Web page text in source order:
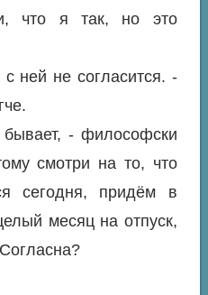
что я так, но это
ней не согласится. -
- философски
смотри на то, что
сегодня, придём в
месяц на отпуск,